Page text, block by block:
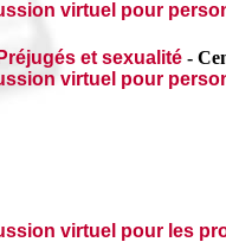
virtuel pour
et sexualité -
virtuel pour
virtuel pour les